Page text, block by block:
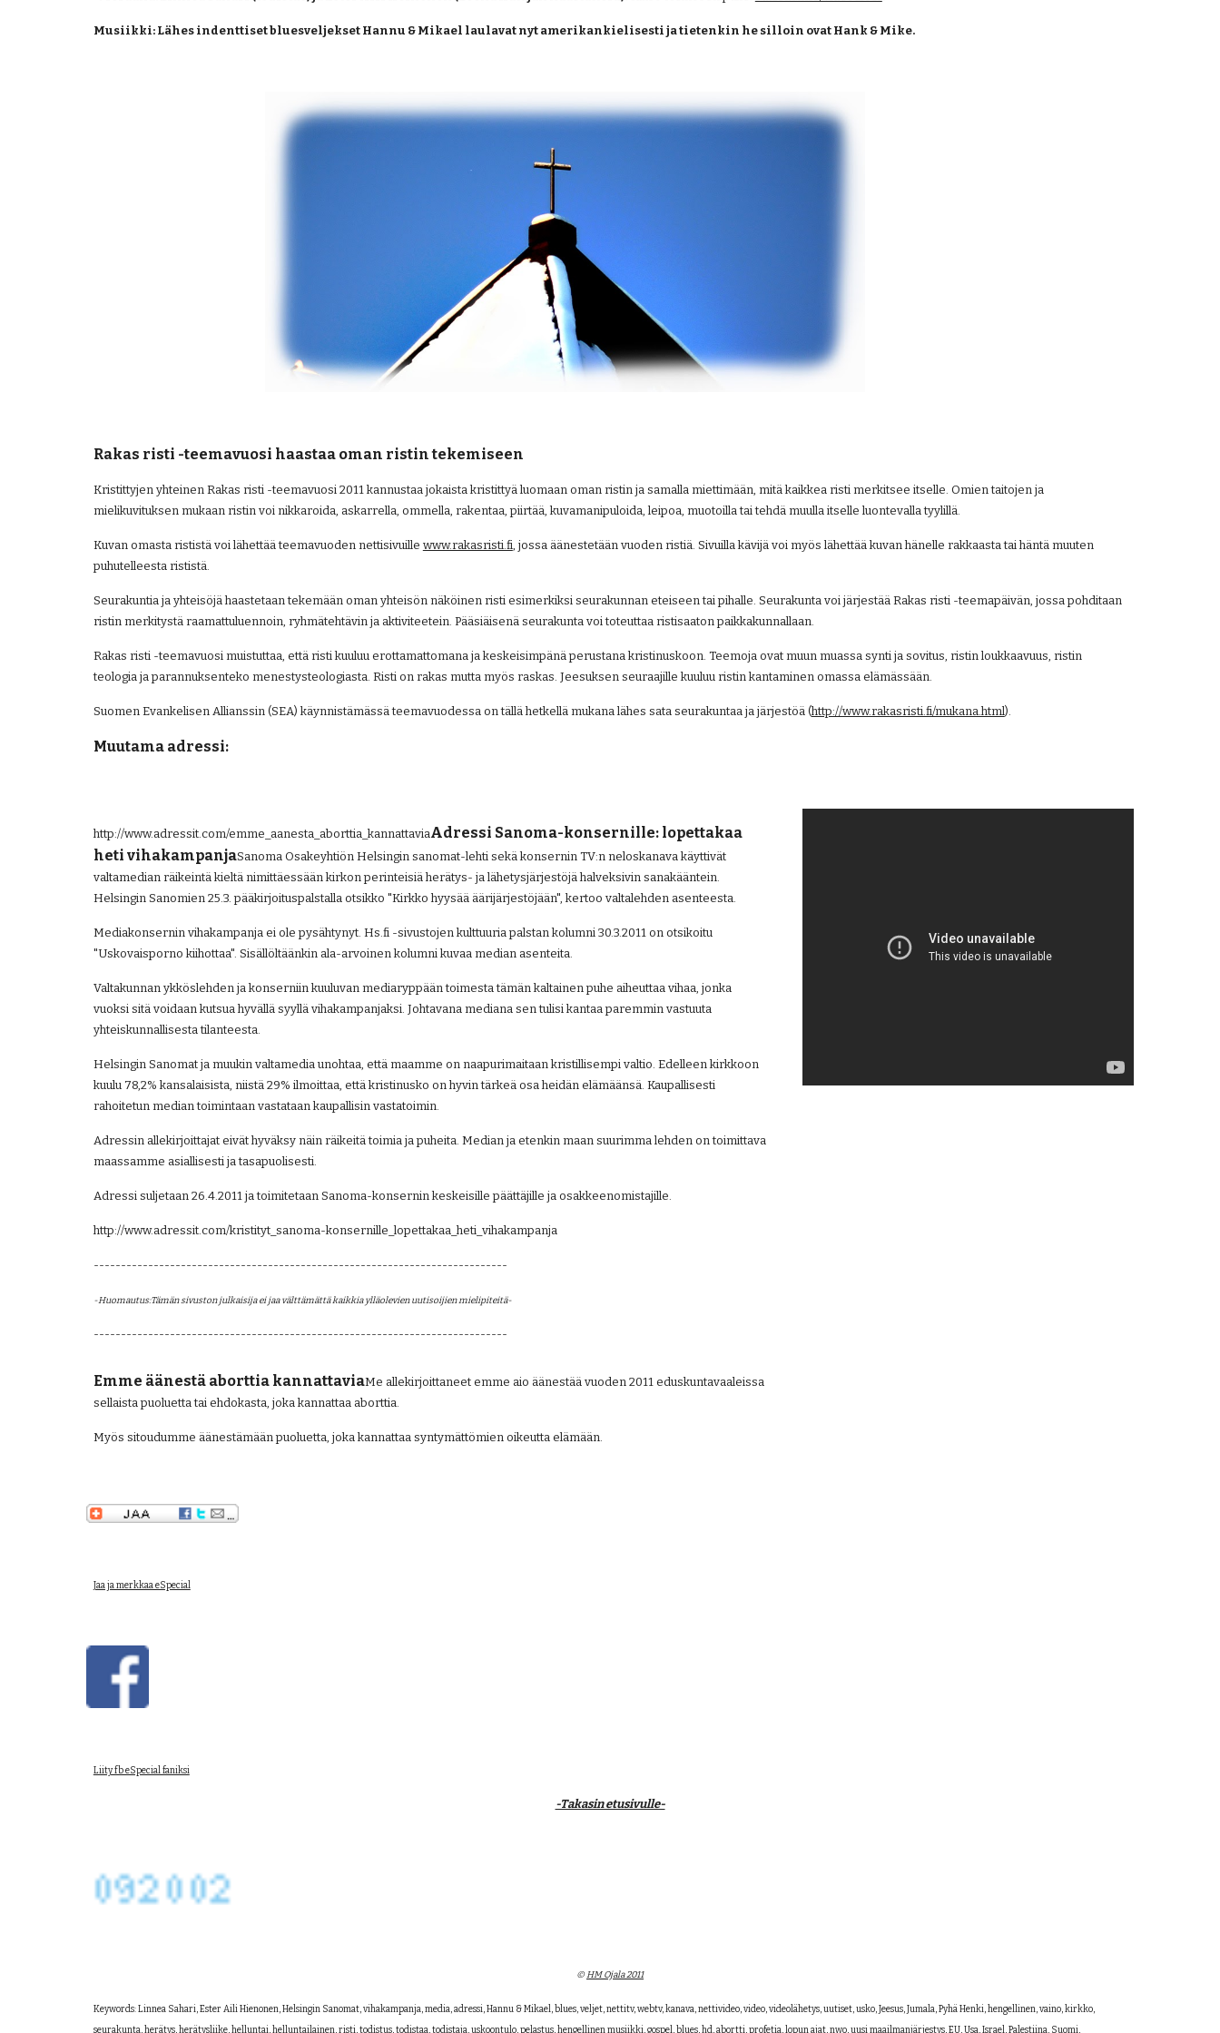
Musiikki: Lähes indenttiset bluesveljekset Hannu & Mikael laulavat nyt amerikankielisesti ja tietenkin he silloin ovat Hank & Mike.
Rakas risti -teemavuosi haastaa oman ristin tekemiseen
Kristittyjen yhteinen Rakas risti -teemavuosi 2011 kannustaa jokaista kristittyä luomaan oman ristin ja samalla miettimään, mitä kaikkea risti merkitsee itselle. Omien taitojen ja
mielikuvituksen mukaan ristin voi nikkaroida, askarrella, ommella, rakentaa, piirtää, kuvamanipuloida, leipoa, muotoilla tai tehdä muulla itselle luontevalla tyylillä.
Kuvan omasta rististä voi lähettää teemavuoden nettisivuille www.rakasristi.fi, jossa äänestetään vuoden ristiä. Sivuilla kävijä voi myös lähettää kuvan hänelle rakkaasta tai häntä muuten
puhutelleesta rististä.
Seurakuntia ja yhteisöjä haastetaan tekemään oman yhteisön näköinen risti esimerkiksi seurakunnan eteiseen tai pihalle. Seurakunta voi järjestää Rakas risti -teemapäivän, jossa pohditaan
ristin merkitystä raamattuluennoin, ryhmätehtävin ja aktiviteetein. Pääsiäisenä seurakunta voi toteuttaa ristisaaton paikkakunnallaan.
Rakas risti -teemavuosi muistuttaa, että risti kuuluu erottamattomana ja keskeisimpänä perustana kristinuskoon. Teemoja ovat muun muassa synti ja sovitus, ristin loukkaavuus, ristin
teologia ja parannuksenteko menestysteologiasta. Risti on rakas mutta myös raskas. Jeesuksen seuraajille kuuluu ristin kantaminen omassa elämässään.
Suomen Evankelisen Allianssin (SEA) käynnistämässä teemavuodessa on tällä hetkellä mukana lähes sata seurakuntaa ja järjestöä (http://www.rakasristi.fi/mukana.html).
Muutama adressi:
http://www.adressit.com/emme_aanesta_aborttia_kannattaviaAdressi Sanoma-konsernille: lopettakaa
heti vihakampanjaSanoma Osakeyhtiön Helsingin sanomat-lehti sekä konsernin TV:n neloskanava käyttivät
valtamedian räikeintä kieltä nimittäessään kirkon perinteisiä herätys- ja lähetysjärjestöjä halveksivin sanakääntein.
Helsingin Sanomien 25.3. pääkirjoituspalstalla otsikko "Kirkko hyysää äärijärjestöjään", kertoo valtalehden asenteesta.
Mediakonsernin vihakampanja ei ole pysähtynyt. Hs.fi -sivustojen kulttuuria palstan kolumni 30.3.2011 on otsikoitu
"Uskovaisporno kiihottaa". Sisällöltäänkin ala-arvoinen kolumni kuvaa median asenteita.
Valtakunnan ykköslehden ja konserniin kuuluvan mediaryppään toimesta tämän kaltainen puhe aiheuttaa vihaa, jonka
vuoksi sitä voidaan kutsua hyvällä syyllä vihakampanjaksi. Johtavana mediana sen tulisi kantaa paremmin vastuuta
yhteiskunnallisesta tilanteesta.
Helsingin Sanomat ja muukin valtamedia unohtaa, että maamme on naapurimaitaan kristillisempi valtio. Edelleen kirkkoon
kuulu 78,2% kansalaisista, niistä 29% ilmoittaa, että kristinusko on hyvin tärkeä osa heidän elämäänsä. Kaupallisesti
rahoitetun median toimintaan vastataan kaupallisin vastatoimin.
Adressin allekirjoittajat eivät hyväksy näin räikeitä toimia ja puheita. Median ja etenkin maan suurimma lehden on toimittava
maassamme asiallisesti ja tasapuolisesti.
Adressi suljetaan 26.4.2011 ja toimitetaan Sanoma-konsernin keskeisille päättäjille ja osakkeenomistajille.
http://www.adressit.com/kristityt_sanoma-konsernille_lopettakaa_heti_vihakampanja
----------------------------------------------------------------------------
-Huomautus:Tämän sivuston julkaisija ei jaa välttämättä kaikkia ylläolevien uutisoijien mielipiteitä-
----------------------------------------------------------------------------
Emme äänestä aborttia kannattaviaMe allekirjoittaneet emme aio äänestää vuoden 2011 eduskuntavaaleissa
sellaista puoluetta tai ehdokasta, joka kannattaa aborttia.
Myös sitoudumme äänestämään puoluetta, joka kannattaa syntymättömien oikeutta elämään.
Jaa ja merkkaa eSpecial
Liity fb eSpecial faniksi
-Takasin etusivulle-
©HM Ojala 2011
Keywords: Linnea Sahari, Ester Aili Hienonen, Helsingin Sanomat, vihakampanja, media, adressi, Hannu & Mikael, blues, veljet, nettitv, webtv, kanava, nettivideo, video, videolähetys, uutiset, usko, Jeesus, Jumala, Pyhä Henki, hengellinen, vaino, kirkko,
seurakunta, herätys, herätysliike, helluntai, helluntailainen, risti, todistus, todistaa, todistaja, uskoontulo, pelastus, hengellinen musiikki, gospel, blues, hd, abortti, profetia, lopun ajat, nwo, uusi maailmanjärjestys, EU, Usa, Israel, Palestiina, Suomi,